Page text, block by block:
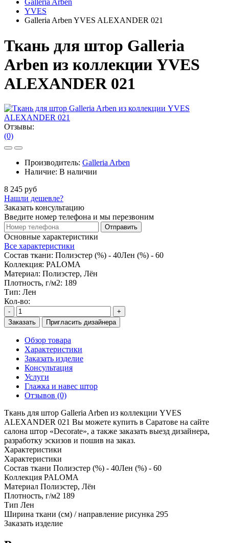
Galleria Arben
YVES
Galleria Arben YVES ALEXANDER 021
Ткань для штор Galleria
Arben из коллекции YVES
ALEXANDER 021
Отзывы:
(0)
Производитель: Galleria Arben
Наличие: В наличии
8 245 руб
Нашли дешевле?
Заказать консультацию
Введите номер телефона и мы перезвоним
Отправить
Основные характеристики
Все характеристики
Состав ткани: Полиэстер (%) - 40Лен (%) - 60
Коллекция: PALOMA
Материал: Полиэстер, Лён
Плотность, г/м2: 189
Тип: Лен
Кол-во:
-
+
Заказать
Пригласить дизайнера
Обзор товара
Характеристики
Заказать изделие
Консультация
Услуги
Глажка и навес штор
Отзывов (0)
Ткань для штор Galleria Arben из коллекции YVES
ALEXANDER 021 Вы можете купить в Саратове на сайте
салона штор «Decorate», а также заказать выезд дизайнера,
разработку эскизов и пошив на заказ.
Характеристики
Характеристики
Состав ткани Полиэстер (%) - 40Лен (%) - 60
Коллекция PALOMA
Материал Полиэстер, Лён
Плотность, г/м2 189
Тип Лен
Ширина ткани (см) / направление рисунка 295
Заказать изделие